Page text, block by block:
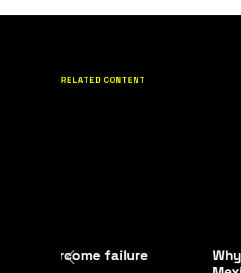
RELATED CONTENT
overcome failure